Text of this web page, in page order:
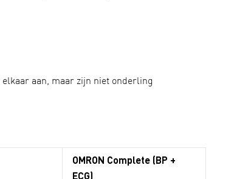
aan, maar zijn niet onderling
OMRON Complete (BP +
ECG)